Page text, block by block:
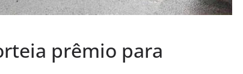
prêmio para